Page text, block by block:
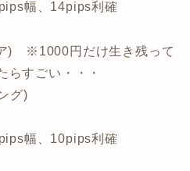
幅、14pips利確
) ※1000円だけ生き残って
らすごい・・・
グ)
幅、10pips利確